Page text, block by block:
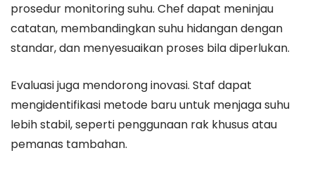
prosedur monitoring suhu. Chef dapat meninjau
catatan, membandingkan suhu hidangan dengan
standar, dan menyesuaikan proses bila diperlukan.
Evaluasi juga mendorong inovasi. Staf dapat
mengidentifikasi metode baru untuk menjaga suhu
lebih stabil, seperti penggunaan rak khusus atau
pemanas tambahan.